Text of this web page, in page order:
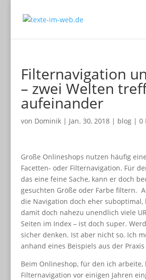
Filternavigation
– zwei Welten
aufeinander
von Dominik| Jan. 30, 2018| blog| 0
Große Onlineshops nutzen häufig
Facetten- oder Filternavigation. Für
das eine feine Sache, kann er doch
gesuchten Größe oder Farbe filtern.
die Navigation doch eher suboptimal,
damit doch nahezu unendlich viele
Seiten im Index – ist doch super.
sicher denken. Ist aber nicht so. Ich
anhand eines Beispiels aus der
Beim Onlineshop, für den ich arbeite,
Filternavigation vor einigen Jahren